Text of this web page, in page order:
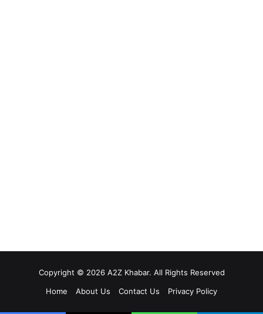
Copyright © 2026 A2Z Khabar. All Rights Reserved
Home
About Us Contact Us Privacy Policy